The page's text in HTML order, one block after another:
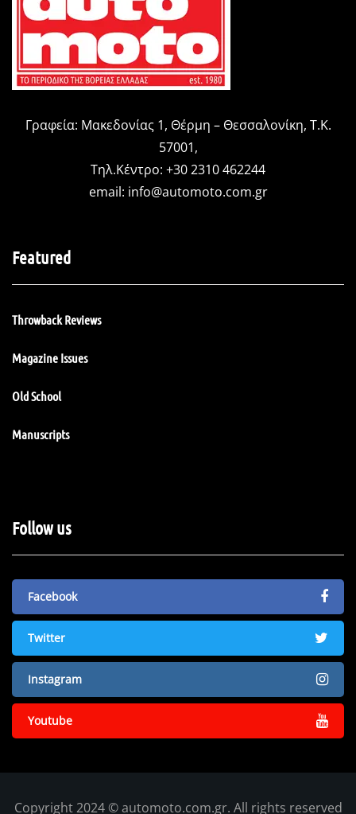
Γραφεία: Μακεδονίας 1, Θέρμη – Θεσσαλονίκη, Τ.Κ.
57001,
Τηλ.Κέντρο: +30 2310 462244
email: info@automoto.com.gr
Featured
Throwback Reviews
Magazine Issues
Old School
Manuscripts
Follow us
Facebook
Twitter
Instagram
Youtube
Copyright 2024 © automoto.com.gr. All rights reserved